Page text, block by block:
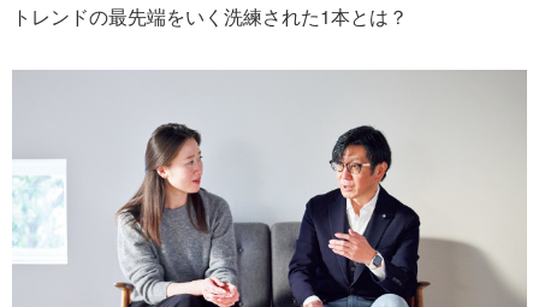
トレンドの最先端をいく洗練された1本とは？